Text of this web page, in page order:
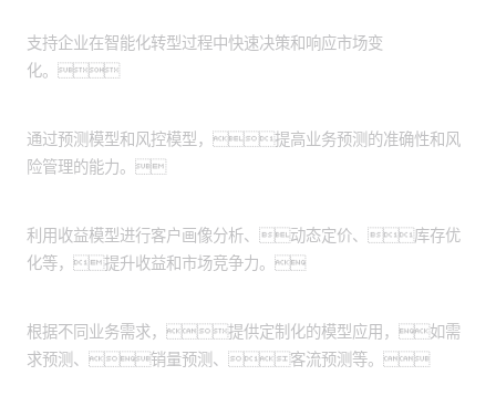
支持企业在智能化转型过程中快速决策和响应市场变
化。
通过预测模型和风控模型，提高业务预测的准确性和风
险管理的能力。
利用收益模型进行客户画像分析、动态定价、库存优
化等，提升收益和市场竞争力。
根据不同业务需求，提供定制化的模型应用，如需
求预测、销量预测、客流预测等。